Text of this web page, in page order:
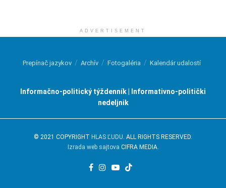
ADVERTISEMENT
Prepínač jazykov Archív Fotogaléria Kalendár udalostí
Informačno-politický týždenník | Informativno-politički
nedeljnik
© 2021 COPYRIGHT HLAS ĽUDU. ALL RIGHTS RESERVED.
Izrada web sajtova CIFRA MEDIA.